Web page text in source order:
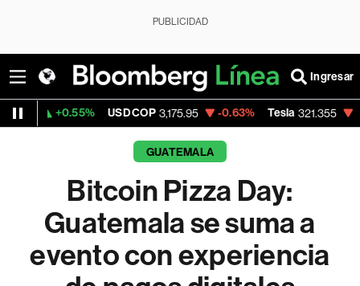
PUBLICIDAD
Ingresar
USD COP 3,175.95 -0.63% Tesla 321.355 -1.80%
GUATEMALA
Bitcoin Pizza Day:
Guatemala se suma a
evento con experiencia